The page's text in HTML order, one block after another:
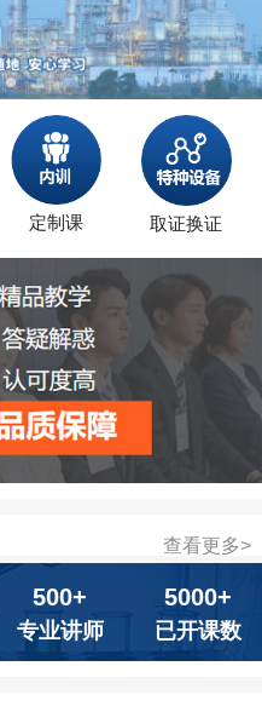
定制课 取证换证
查看更多>
500+
专业讲师
5000+
已开课数